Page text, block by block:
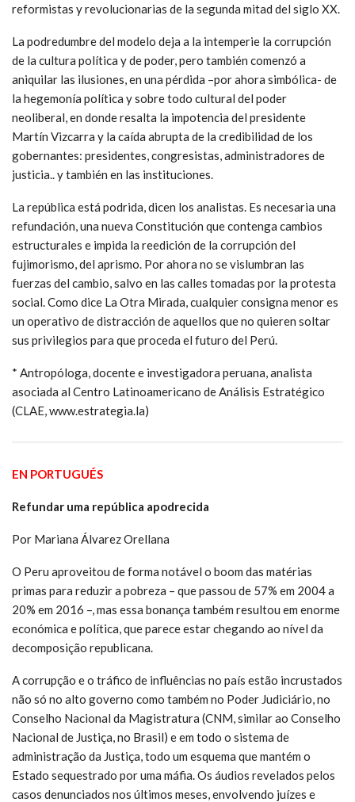
reformistas y revolucionarias de la segunda mitad del siglo XX.
La podredumbre del modelo deja a la intemperie la corrupción
de la cultura política y de poder, pero también comenzó a
aniquilar las ilusiones, en una pérdida –por ahora simbólica- de
la hegemonía política y sobre todo cultural del poder
neoliberal, en donde resalta la impotencia del presidente
Martín Vizcarra y la caída abrupta de la credibilidad de los
gobernantes: presidentes, congresistas, administradores de
justicia.. y también en las instituciones.
La república está podrida, dicen los analistas. Es necesaria una
refundación, una nueva Constitución que contenga cambios
estructurales e impida la reedición de la corrupción del
fujimorismo, del aprismo. Por ahora no se vislumbran las
fuerzas del cambio, salvo en las calles tomadas por la protesta
social. Como dice La Otra Mirada, cualquier consigna menor es
un operativo de distracción de aquellos que no quieren soltar
sus privilegios para que proceda el futuro del Perú.
* Antropóloga, docente e investigadora peruana, analista
asociada al Centro Latinoamericano de Análisis Estratégico
(CLAE, www.estrategia.la)
EN PORTUGUÉS
Refundar uma república apodrecida
Por Mariana Álvarez Orellana
O Peru aproveitou de forma notável o boom das matérias
primas para reduzir a pobreza – que passou de 57% em 2004 a
20% em 2016 –, mas essa bonança também resultou em enorme
económica e política, que parece estar chegando ao nível da
decomposição republicana.
A corrupção e o tráfico de influências no país estão incrustados
não só no alto governo como também no Poder Judiciário, no
Conselho Nacional da Magistratura (CNM, similar ao Conselho
Nacional de Justiça, no Brasil) e em todo o sistema de
administração da Justiça, todo um esquema que mantém o
Estado sequestrado por uma máfia. Os áudios revelados pelos
casos denunciados nos últimos meses, envolvendo juízes e